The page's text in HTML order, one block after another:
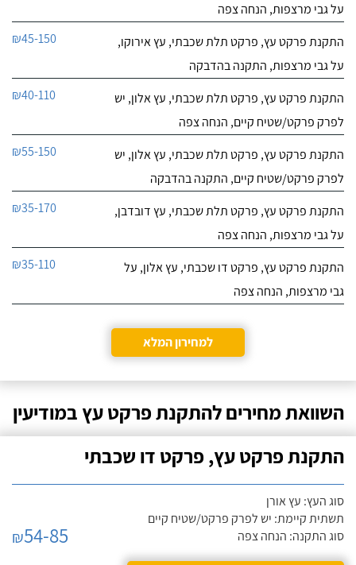
על גבי מרצפות, הנחה צפה
התקנת פרקט עץ, פרקט תלת שכבתי, עץ אירוקו,
על גבי מרצפות, התקנה בהדבקה
₪45-150
התקנת פרקט עץ, פרקט תלת שכבתי, עץ אלון, יש
לפרק פרקט/שטיח קיים, הנחה צפה
₪40-110
התקנת פרקט עץ, פרקט תלת שכבתי, עץ אלון, יש
לפרק פרקט/שטיח קיים, התקנה בהדבקה
₪55-150
התקנת פרקט עץ, פרקט תלת שכבתי, עץ דובדבן,
על גבי מרצפות, הנחה צפה
₪35-170
התקנת פרקט עץ, פרקט דו שכבתי, עץ אלון, על
גבי מרצפות, הנחה צפה
₪35-110
למחירון המלא
השוואת מחירים להתקנת פרקט עץ במודיעין
התקנת פרקט עץ, פרקט דו שכבתי
סוג העץ: עץ אורן
תשתית קיימת: יש לפרק פרקט/שטיח קיים
סוג התקנה: הנחה צפה
₪54-85